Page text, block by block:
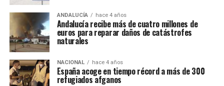
ANDALUCÍA hace 4 años
Andalucía recibe más de cuatro millones de
euros para reparar daños de catástrofes
naturales
NACIONAL hace 4 años
España acoge en tiempo récord a más de 300
refugiados afganos